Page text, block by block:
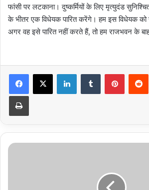
फांसी पर लटकाना। दुष्कर्मियों के लिए मृत्युदंड
के भीतर एक विधेयक पारित करेंगे। हम इस विधेयक को
अगर वह इसे पारित नहीं करते हैं, तो हम राजभवन के
LinkedInTumblr Pinterest
Print
तीलू